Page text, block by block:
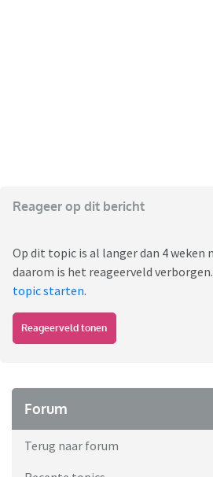
Reageer op dit bericht
Op dit topic is al langer dan 4 weken
daarom is het reageerveld verborgen.
topic starten.
Reageerveld tonen
Forum
Terug naar forum